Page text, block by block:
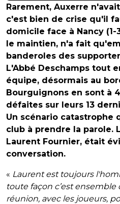
Rarement, Auxerre
c'est bien de crise qu'il
domicile face à Nancy
le maintien, n'a fait
banderoles des
L'Abbé Deschamps tout
équipe, désormais au
Bourguignons en sont à
défaites sur leurs 13
Un scénario catastrophe
club à prendre la parole.
Laurent Fournier, était
conversation.
« Laurent est toujours
toute façon c’est
réunion, avec les joueurs,